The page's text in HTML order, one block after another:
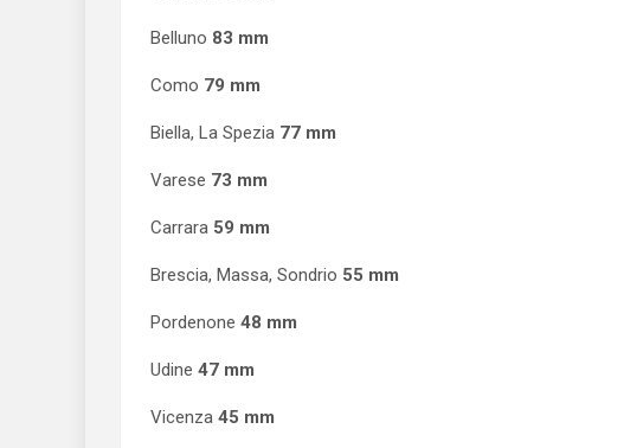
Belluno 83 mm
Como 79 mm
Biella, La Spezia 77 mm
Varese 73 mm
Carrara 59 mm
Brescia, Massa, Sondrio 55 mm
Pordenone 48 mm
Udine 47 mm
Vicenza 45 mm